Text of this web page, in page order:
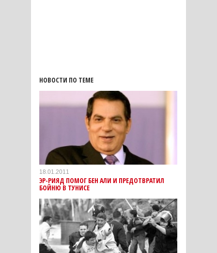
НОВОСТИ ПО ТЕМЕ
18.01.2011
ЭР-РИЯД ПОМОГ БЕН АЛИ И ПРЕДОТВРАТИЛ
БОЙНЮ В ТУНИСЕ